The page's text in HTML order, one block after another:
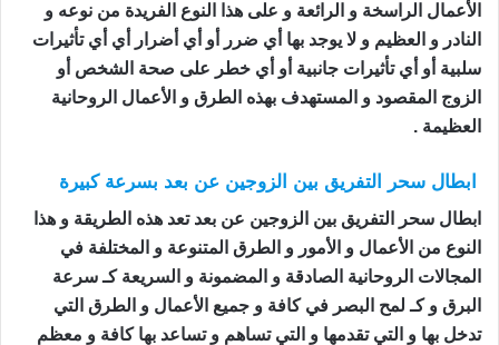
الأعمال الراسخة و الرائعة و على هذا النوع الفريدة من نوعه و
النادر و العظيم و لا يوجد بها أي ضرر أو أي أضرار أي أي تأثيرات
سلبية أو أي تأثيرات جانبية أو أي خطر على صحة الشخص أو
الزوج المقصود و المستهدف بهذه الطرق و الأعمال الروحانية
العظيمة .
ابطال سحر التفريق بين الزوجين عن بعد بسرعة كبيرة
ابطال سحر التفريق بين الزوجين عن بعد تعد هذه الطريقة و هذا
النوع من الأعمال و الأمور و الطرق المتنوعة و المختلفة في
المجالات الروحانية الصادقة و المضمونة و السريعة كـ سرعة
البرق و كـ لمح البصر في كافة و جميع الأعمال و الطرق التي
تدخل بها و التي تقدمها و التي تساهم و تساعد بها كافة و معظم